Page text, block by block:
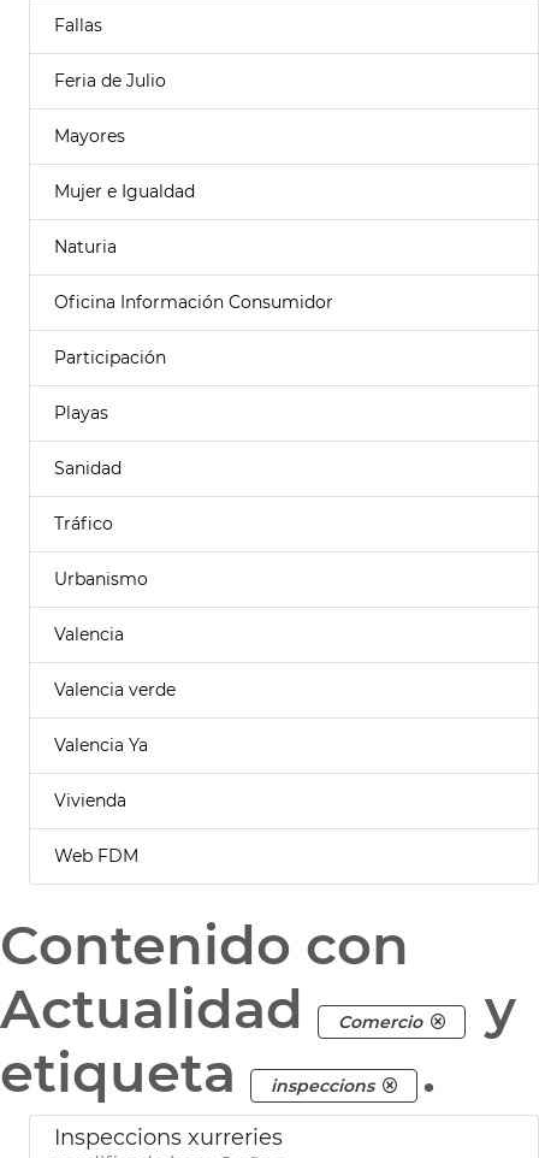
Fallas
Feria de Julio
Mayores
Mujer e Igualdad
Naturia
Oficina Información Consumidor
Participación
Playas
Sanidad
Tráfico
Urbanismo
Valencia
Valencia verde
Valencia Ya
Vivienda
Web FDM
Contenido con
Actualidad
Comercio
y
etiqueta
inspeccions .
Inspeccions xurreries